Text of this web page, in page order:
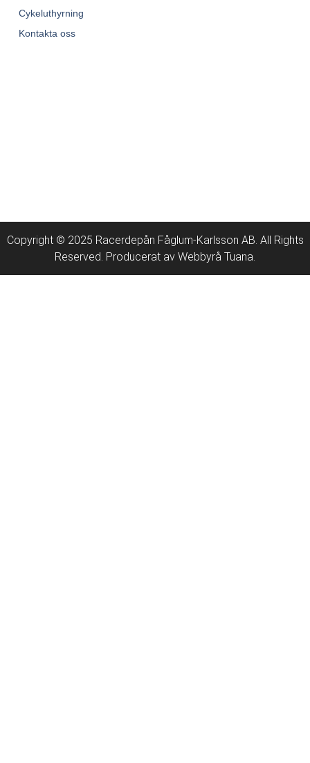
Cykeluthyrning
Kontakta oss
Copyright © 2025 Racerdepån Fåglum-Karlsson AB. All Rights
Reserved. Producerat av Webbyrå Tuana